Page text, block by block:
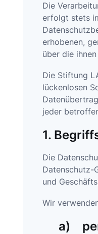
Die
erfolgt stets
erhobenen,
über die
Die Stiftung
lückenlosen
jeder
1.
Die
Datenschutz-
und
Wir
a)